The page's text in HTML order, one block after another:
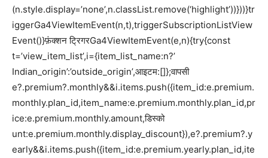
(n.style.display=’none’,n.classList.remove(‘highlight’))}))}tr
iggerGa4ViewItemEvent(n,t),triggerSubscriptionListView
Event()}फ़ंक्शन ट्रिगरGa4ViewItemEvent(e,n){try{const
t=’view_item_list’,i={item_list_name:n?’
Indian_origin’:’outside_origin’,आइटम:[]};वापसी
e?.premium?.monthly&&i.items.push({item_id:e.premium.
monthly.plan_id,item_name:e.premium.monthly.plan_id,pr
ice:e.premium.monthly.amount,डिस्को
unt:e.premium.monthly.display_discount}),e?.premium?.y
early&&i.items.push({item_id:e.premium.yearly.plan_id,ite